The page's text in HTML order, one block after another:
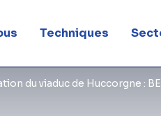
Techniques
du viaduc de Huccorgne :